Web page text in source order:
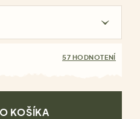
57 HODNOTENÍ
KOŠÍKA